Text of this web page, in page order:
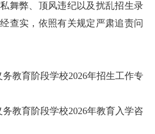
舞弊、顶风违纪以及扰乱招生录
查实，依照有关规定严肃追责问
教育阶段学校2026年招生工作专
教育阶段学校2026年教育入学咨